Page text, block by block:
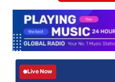
Live Now